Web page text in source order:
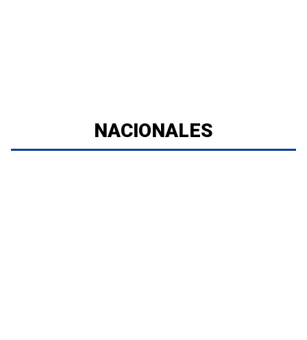
NACIONALES